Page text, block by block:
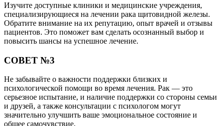
Изучите доступные клиники и медицинские учреждения,
специализирующиеся на лечении рака щитовидной железы.
Обратите внимание на их репутацию, опыт врачей и отзывы
пациентов. Это поможет вам сделать осознанный выбор и
повысить шансы на успешное лечение.
СОВЕТ №3
Не забывайте о важности поддержки близких и
психологической помощи во время лечения. Рак — это
серьезное испытание, и наличие поддержки со стороны семьи
и друзей, а также консультации с психологом могут
значительно улучшить ваше эмоциональное состояние и
общее самочувствие.